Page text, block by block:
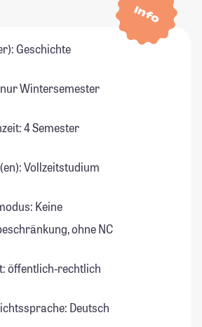
Info
Geschichte
Wintersemester
4 Semester
Vollzeitstudium
Keine
ohne NC
öffentlich-rechtlich
Deutsch